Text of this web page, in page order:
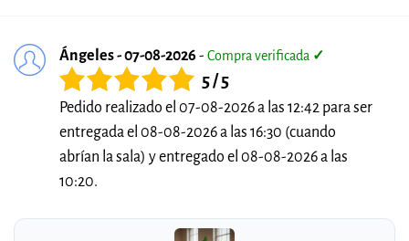
Ángeles - 07-08-2026 - Compra verificada ✓
5 / 5
Pedido realizado el 07-08-2026 a las 12:42 para ser
entregada el 08-08-2026 a las 16:30 (cuando
abrían la sala) y entregado el 08-08-2026 a las
10:20.